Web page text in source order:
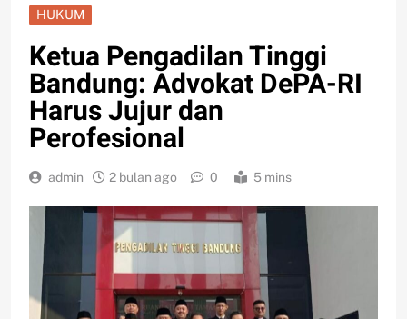
HUKUM
Ketua Pengadilan Tinggi
Bandung: Advokat DePA-RI
Harus Jujur dan
Perofesional
admin 2 bulan ago 0 5 mins